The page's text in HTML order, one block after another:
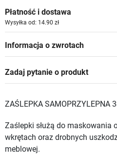
Płatność i dostawa
Wysyłka od: 14.90 zł
Informacja o zwrotach
Zadaj pytanie o produkt
ZAŚLEPKA SAMOPRZYLEPNA
Zaślepki służą do maskowania
wkrętach oraz drobnych
meblowej.